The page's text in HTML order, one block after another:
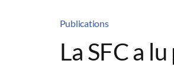
Publications
La SFC a